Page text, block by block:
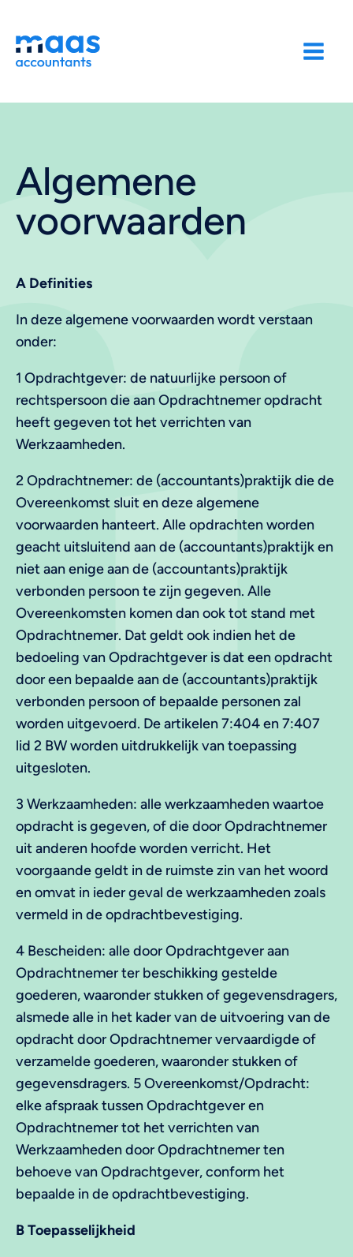
Algemene
voorwaarden
A Definities
In deze algemene voorwaarden wordt verstaan
onder:
1 Opdrachtgever: de natuurlijke persoon of
rechtspersoon die aan Opdrachtnemer opdracht
heeft gegeven tot het verrichten van
Werkzaamheden.
2 Opdrachtnemer: de (accountants)praktijk die de
Overeenkomst sluit en deze algemene
voorwaarden hanteert. Alle opdrachten worden
geacht uitsluitend aan de (accountants)praktijk en
niet aan enige aan de (accountants)praktijk
verbonden persoon te zijn gegeven. Alle
Overeenkomsten komen dan ook tot stand met
Opdrachtnemer. Dat geldt ook indien het de
bedoeling van Opdrachtgever is dat een opdracht
door een bepaalde aan de (accountants)praktijk
verbonden persoon of bepaalde personen zal
worden uitgevoerd. De artikelen 7:404 en 7:407
lid 2 BW worden uitdrukkelijk van toepassing
uitgesloten.
3 Werkzaamheden: alle werkzaamheden waartoe
opdracht is gegeven, of die door Opdrachtnemer
uit anderen hoofde worden verricht. Het
voorgaande geldt in de ruimste zin van het woord
en omvat in ieder geval de werkzaamheden zoals
vermeld in de opdrachtbevestiging.
4 Bescheiden: alle door Opdrachtgever aan
Opdrachtnemer ter beschikking gestelde
goederen, waaronder stukken of gegevensdragers,
alsmede alle in het kader van de uitvoering van de
opdracht door Opdrachtnemer vervaardigde of
verzamelde goederen, waaronder stukken of
gegevensdragers. 5 Overeenkomst/Opdracht:
elke afspraak tussen Opdrachtgever en
Opdrachtnemer tot het verrichten van
Werkzaamheden door Opdrachtnemer ten
behoeve van Opdrachtgever, conform het
bepaalde in de opdrachtbevestiging.
B Toepasselijkheid